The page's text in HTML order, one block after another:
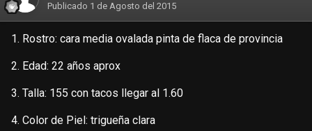
Publicado 1 de Agosto del 2015
1. Rostro: cara media ovalada pinta de flaca de provincia
2. Edad: 22 años aprox
3. Talla: 155 con tacos llegar al 1.60
4. Color de Piel: trigueña clara